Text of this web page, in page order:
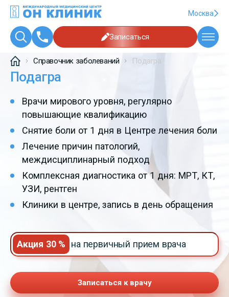
Москва
Записаться
Справочник заболеваний Подагра
Подагра
Врачи мирового уровня, регулярно
повышающие квалификацию
Снятие боли от 1 дня в Центре лечения боли
Лечение причин патологий,
междисциплинарный подход
Комплексная диагностика от 1 дня: МРТ, КТ,
УЗИ, рентген
Клиники в центре, запись в день обращения
Акция 30 % на первичный прием врача
Записаться к врачу